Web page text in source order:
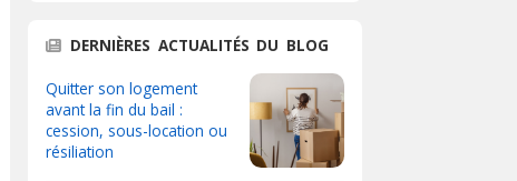
DERNIÈRES ACTUALITÉS DU BLOG
Quitter son logement
avant la fin du bail :
cession, sous-location ou
résiliation